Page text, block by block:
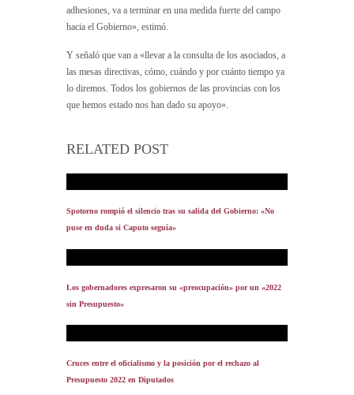
adhesiones, va a terminar en una medida fuerte del campo
hacia el Gobierno», estimó.
Y señaló que van a «llevar a la consulta de los asociados, a
las mesas directivas, cómo, cuándo y por cuánto tiempo ya
lo diremos. Todos los gobiernos de las provincias con los
que hemos estado nos han dado su apoyo».
RELATED POST
Spotorno rompió el silencio tras su salida del Gobierno: «No
puse en duda si Caputo seguía»
Los gobernadores expresaron su «preocupación» por un «2022
sin Presupuesto»
Cruces entre el oficialismo y la posición por el rechazo al
Presupuesto 2022 en Diputados